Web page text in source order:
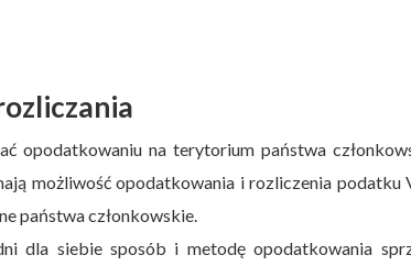
opodatkowaniu na terytorium państwa
możliwość opodatkowania i rozliczenia podatku
państwa członkowskie.
dla siebie sposób i metodę opodatkowania